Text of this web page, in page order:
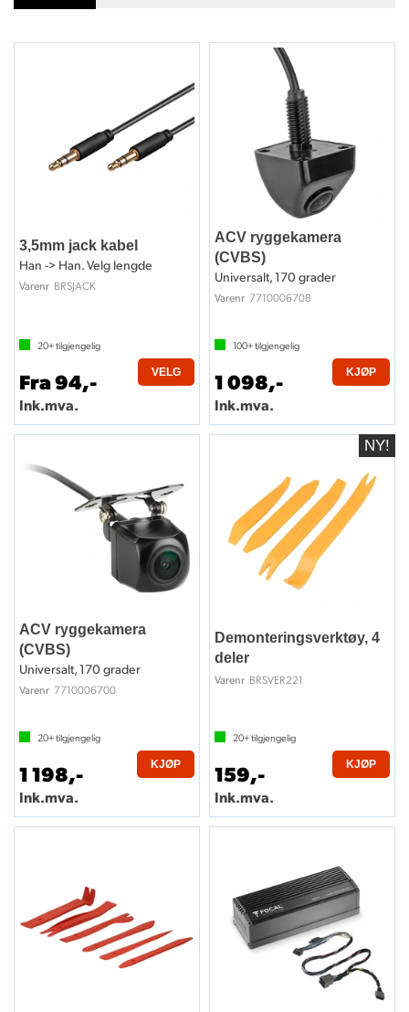
3,5mm jack kabel
Han -> Han. Velg lengde
Varenr BRSJACK
20+tilgjengelig
Fra 94,-
Ink.mva.
VELG
ACV ryggekamera
(CVBS)
Universalt, 170 grader
Varenr 7710006708
100+tilgjengelig
1 098,-
Ink.mva.
KJØP
ACV ryggekamera
(CVBS)
Universalt, 170 grader
Varenr 7710006700
20+tilgjengelig
1 198,-
Ink.mva.
KJØP
Demonteringsverktøy, 4
deler
Varenr BRSVER221
20+tilgjengelig
159,-
Ink.mva.
KJØP